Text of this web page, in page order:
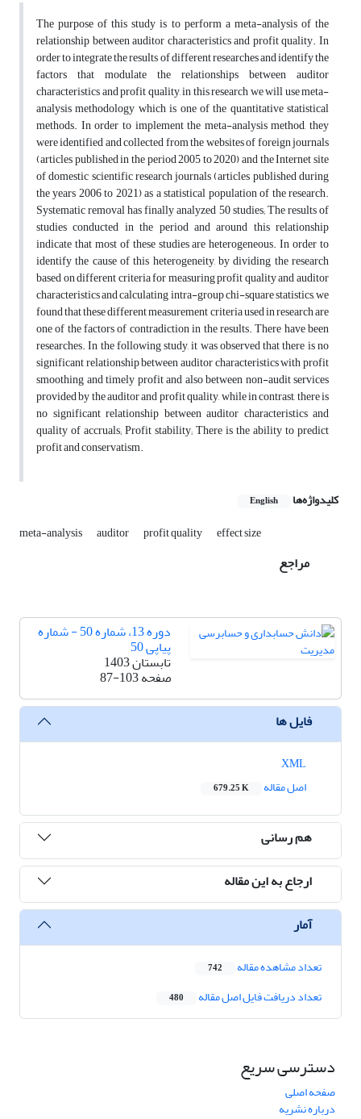
The purpose of this study is to perform a meta-analysis of the
relationship between auditor characteristics and profit quality. In
order to integrate the results of different researches and identify the
factors that modulate the relationships between auditor
characteristics and profit quality, in this research we will use meta-
analysis methodology which is one of the quantitative statistical
methods. In order to implement the meta-analysis method, they
were identified and collected from the websites of foreign journals
(articles published in the period 2005 to 2020) and the Internet site
of domestic scientific research journals (articles published during
the years 2006 to 2021) as a statistical population of the research.
Systematic removal has finally analyzed 50 studies; The results of
studies conducted in the period and around this relationship
indicate that most of these studies are heterogeneous. In order to
identify the cause of this heterogeneity, by dividing the research
based on different criteria for measuring profit quality and auditor
characteristics and calculating intra-group chi-square statistics, we
found that these different measurement criteria used in research are
one of the factors of contradiction in the results. There have been
researches. In the following study, it was observed that there is no
significant relationship between auditor characteristics with profit
smoothing and timely profit and also between non-audit services
provided by the auditor and profit quality, while in contrast, there is
no significant relationship between auditor characteristics and
quality of accruals; Profit stability; There is the ability to predict
profit and conservatism.
کلیدواژه‌ها English
meta-analysis auditor profit quality effect size
مراجع
دوره 13، شماره 50 - شماره
پیاپی 50
تابستان 1403
صفحه87-103
فایل ها
اصل مقاله
679.25 K
هم رسانی
ارجاع به این مقاله
آمار
تعداد مشاهده مقاله 742
تعداد دریافت فایل اصل مقاله 480
دسترسی سریع
صفحه اصلی
درباره نشریه